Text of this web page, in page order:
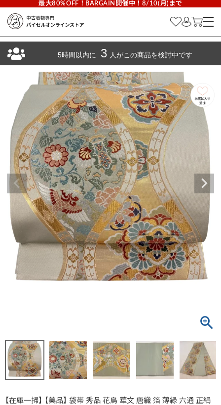
最大80%OFF！BARGAIN開催中！8/10(月)まで
【在庫一掃】 【美品】 袋帯 秀品 花鳥 華文 唐織 箔 薄緑 六通 正絹
5時間以内に 3 人がこの商品を検討中です